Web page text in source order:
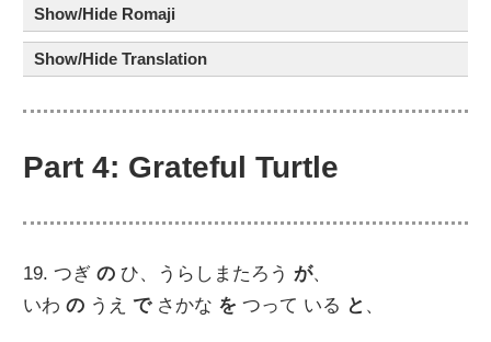
Show/Hide Romaji
Show/Hide Translation
Part 4: Grateful Turtle
19. つぎの ひ、うらしまたろうが、
いわの うえでさかな を つって いる と 、